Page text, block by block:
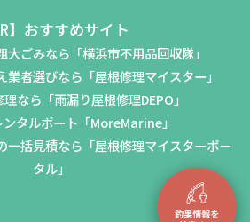
】おすすめサイト
ごみなら「横浜市不用品回収隊」
者選びなら「屋根修理マイスター」
なら「雨漏り屋根修理DEPO」
タルボート「MoreMarine」
一括見積なら「屋根修理マイスターポー
タル」